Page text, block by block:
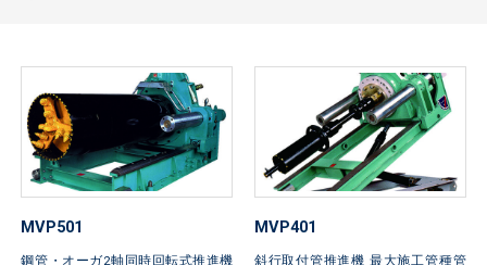
MVP501
鋼管・オーガ2軸同時回転式推進機
MVP401
斜行取付管推進機 最大施工管種管